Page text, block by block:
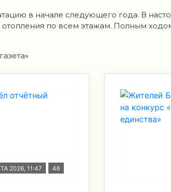
в начале следующего года. В
по всем этажам. Полным
2026, 11:47 46